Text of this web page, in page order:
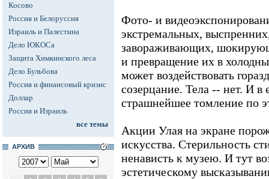
Косово
Россия и Белоруссия
Израиль и Палестина
Дело ЮКОСа
Защита Химкинского леса
Дело Бульбова
Россия и финансовый кризис
Доллар
Россия и Израиль
все темы
АРХИВ
Фото- и
экстремальных,
завораживающих,
и превращение их в
может воздействовать
созерцание. Тела -- нет. И в
страшнейшее томление по
Акции Улая на экране
искусства. Стерильность
ненависть к музею. И тут
эстетическому